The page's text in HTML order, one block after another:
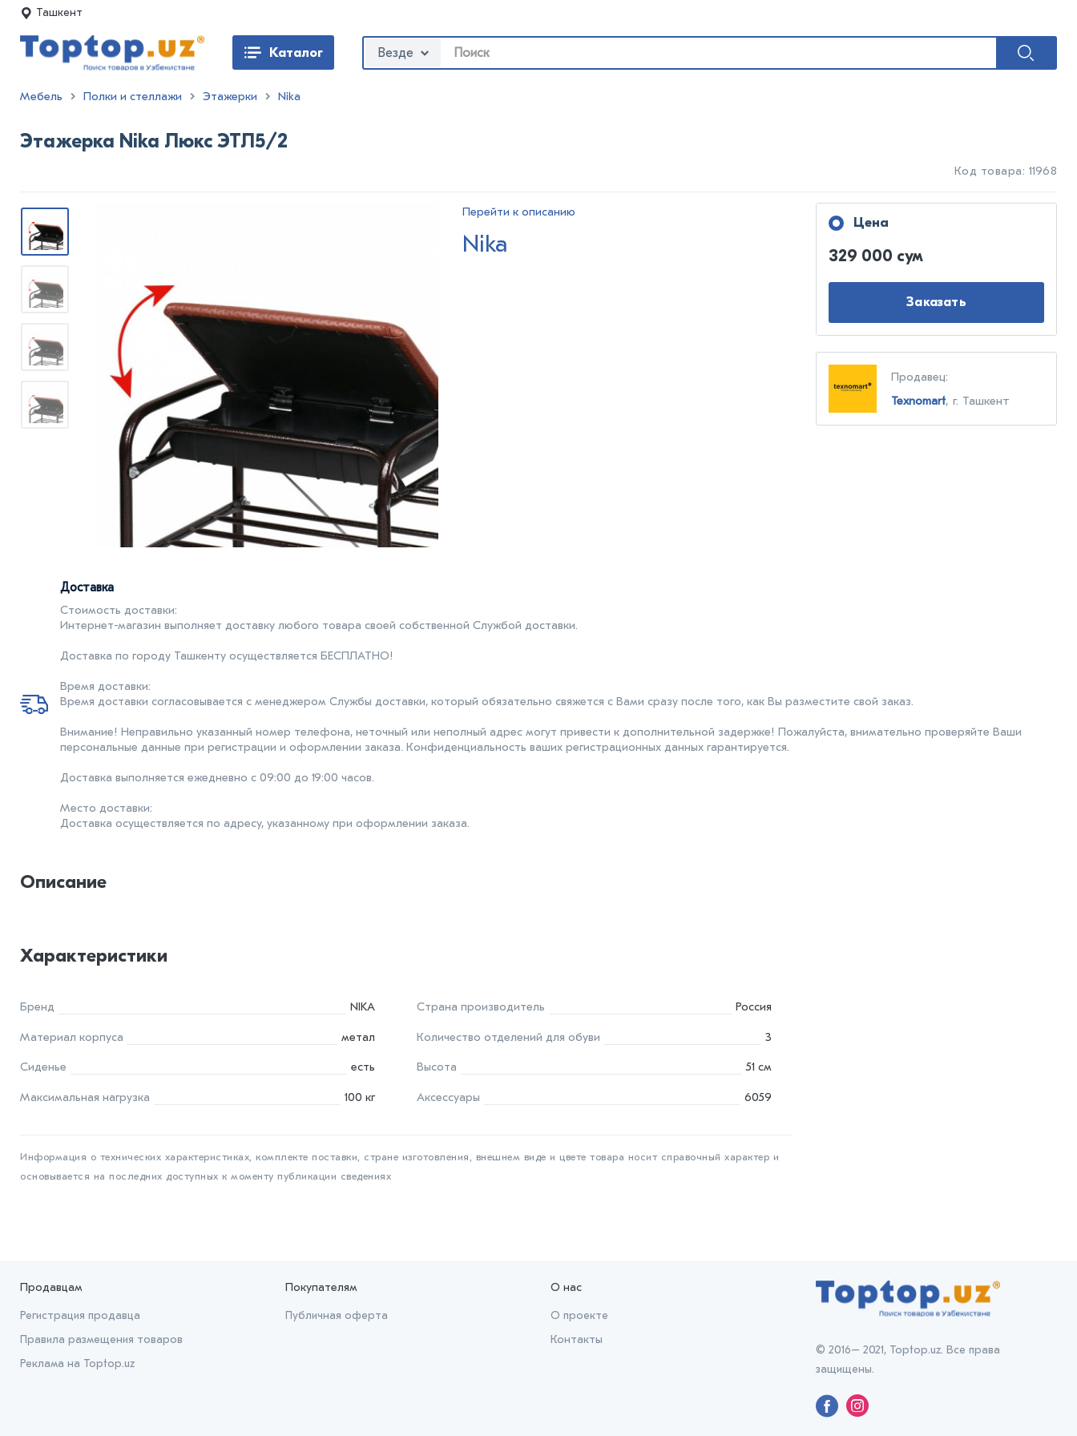
Ташкент
Каталог Везде
Мебель Полки и стеллажи Этажерки Nika
Этажерка Nika Люкс ЭТЛ5/2
Код товара: 11968
Перейти к описанию
Nika
Цена
329 000 сум
Заказать
Продавец:
Texnomart, г. Ташкент
Доставка
Стоимость доставки:
Интернет-магазин выполняет доставку любого товара своей собственной Службой доставки.
Доставка по городу Ташкенту осуществляется БЕСПЛАТНО!
Время доставки:
Время доставки согласовывается с менеджером Службы доставки, который обязательно свяжется с Вами сразу после того, как Вы разместите свой заказ.
Внимание! Неправильно указанный номер телефона, неточный или неполный адрес могут привести к дополнительной задержке! Пожалуйста, внимательно проверяйте Ваши
персональные данные при регистрации и оформлении заказа. Конфиденциальность ваших регистрационных данных гарантируется.
Доставка выполняется ежедневно с 09:00 до 19:00 часов.
Место доставки:
Доставка осуществляется по адресу, указанному при оформлении заказа.
Описание
Характеристики
Бренд NIKA Страна производитель Россия
Материал корпуса метал Количество отделений для обуви 3
Сиденье есть Высота 51 см
Максимальная нагрузка 100 кг Аксессуары 6059
Информация о технических характеристиках, комплекте поставки, стране изготовления, внешнем виде и цвете товара носит справочный характер и
основывается на последних доступных к моменту публикации сведениях
Продавцам
Регистрация продавца
Правила размещения товаров
Реклама на Toptop.uz
Покупателям
Публичная оферта
О нас
О проекте
Контакты
© 2016– 2021, Toptop.uz. Все права
защищены.